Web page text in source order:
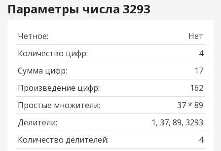
Параметры числа 3293
Четное:
Нет
Количество цифр:
4
Сумма цифр:
17
Произведение цифр:
162
Простые множители:
37 * 89
Делители:
1, 37, 89, 3293
Количество делителей:
4